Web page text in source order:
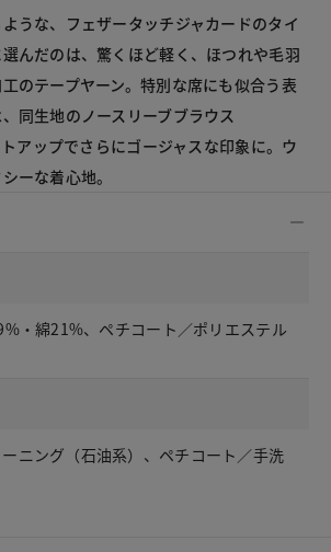
うな、フェザータッチジャカードのタイ
んだのは、驚くほど軽く、ほつれや毛羽
のテープヤーン。特別な席にも似合う表
同生地のノースリーブブラウス
アップでさらにゴージャスな印象に。ウ
ーな着心地。
・綿21%、ペチコート／ポリエステル
ニング（石油系）、ペチコート／手洗